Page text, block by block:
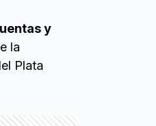
y
la
Plata